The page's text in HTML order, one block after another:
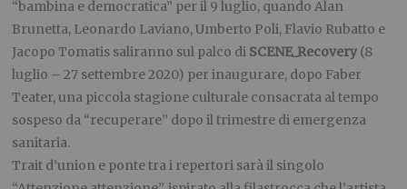
“bambina e democratica” per il 9 luglio, quando Alan
Brunetta, Leonardo Laviano, Umberto Poli, Flavio Rubatto e
Jacopo Tomatis saliranno sul palco di SCENE_Recovery (8
luglio – 27 settembre 2020) per inaugurare, dopo Faber
Teater, una piccola stagione culturale consacrata al tempo
sospeso da “recuperare” dopo il trimestre di emergenza
sanitaria.
Trait d’union e ponte tra i repertori sarà il singolo